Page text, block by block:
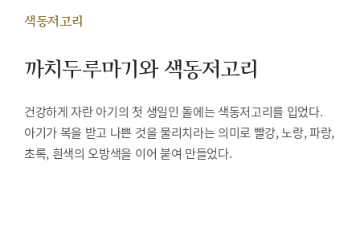
색동저고리
까치두루마기와 색동저고리
건강하게 자란 아기의 첫 생일인 돌에는 색동저고리를 입었다.
아기가 복을 받고 나쁜 것을 물리치라는 의미로 빨강, 노랑, 파랑,
초록, 흰색의 오방색을 이어 붙여 만들었다.